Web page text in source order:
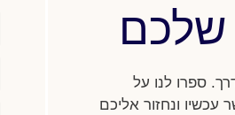
שלכם
ספרו לנו על
עכשיו ונחזור אליכם